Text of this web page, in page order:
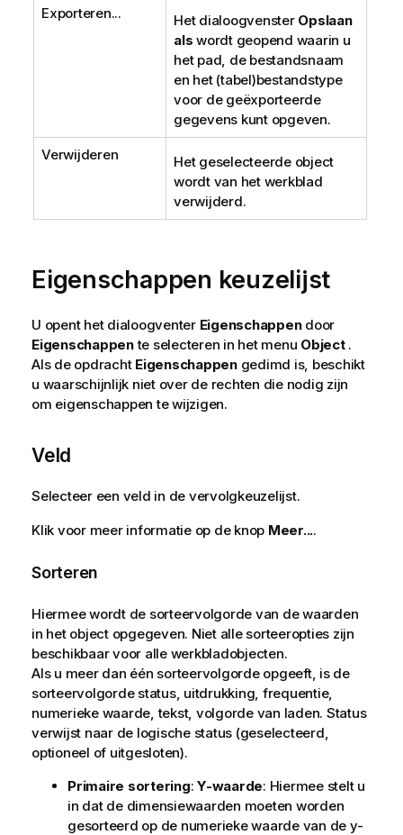
Exporteren... Het dialoogvenster Opslaan
als wordt geopend waarin u
het pad, de bestandsnaam
en het (tabel)bestandstype
voor de geëxporteerde
gegevens kunt opgeven.
Verwijderen
Het geselecteerde object
wordt van het werkblad
verwijderd.
Eigenschappen keuzelijst
U opent het dialoogventer Eigenschappendoor
Eigenschappente selecteren in het menu Object.
Als de opdracht Eigenschappengedimd is, beschikt
u waarschijnlijk niet over de rechten die nodig zijn
om eigenschappen te wijzigen.
Veld
Selecteer een veld in de vervolgkeuzelijst.
Klik voor meer informatie op de knop Meer....
Sorteren
Hiermee wordt de sorteervolgorde van de waarden
in het object opgegeven. Niet alle sorteeropties zijn
beschikbaar voor alle werkbladobjecten.
Als u meer dan één sorteervolgorde opgeeft, is de
sorteervolgorde status, uitdrukking, frequentie,
numerieke waarde, tekst, volgorde van laden. Status
verwijst naar de logische status (geselecteerd,
optioneel of uitgesloten).
Primaire sortering: Y-waarde: Hiermee stelt u
in dat de dimensiewaarden moeten worden
gesorteerd op de numerieke waarde van de y-